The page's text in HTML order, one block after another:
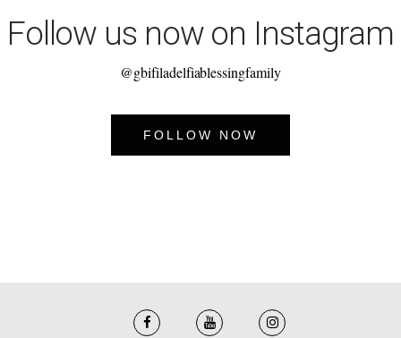
Follow us now on Instagram
@gbifiladelfiablessingfamily
FOLLOW NOW